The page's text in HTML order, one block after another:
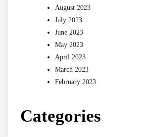
August 2023
July 2023
June 2023
May 2023
April 2023
March 2023
February 2023
Categories